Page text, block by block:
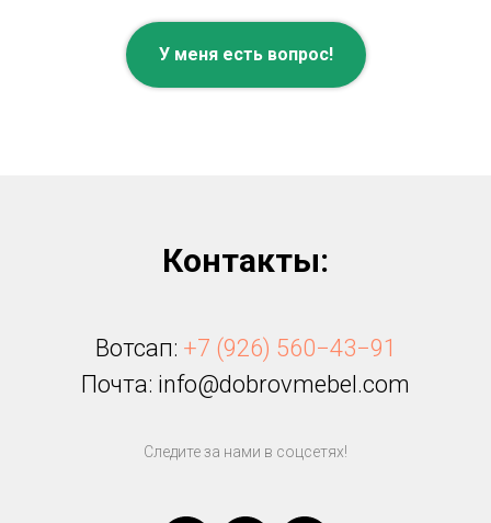
У меня есть вопрос!
Контакты:
Вотсап: +7 (926) 560−43−91
Почта: info@dobrovmebel.com
Следите за нами в соцсетях!